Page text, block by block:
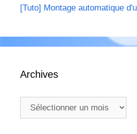
[Tuto] Montage automatique
Archives
Archives